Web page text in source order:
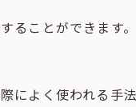
ることができます。
よく使われる手法